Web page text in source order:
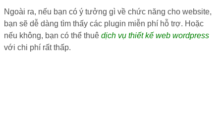
Ngoài ra, nếu bạn có ý tưởng gì về chức năng cho website,
bạn sẽ dễ dàng tìm thấy các plugin miễn phí hỗ trợ. Hoặc
nếu không, bạn có thể thuê dịch vụ thiết kế web wordpress
với chi phí rất thấp.